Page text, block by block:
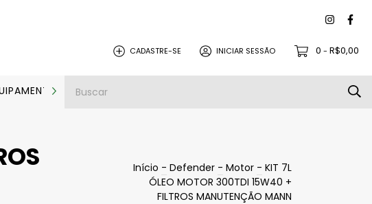
CADASTRE-SE INICIAR SESSÃO 0 - R$0,00
PEÇAS PARA REVISÃO
Início - Defender - Motor - KIT 7L
ÓLEO MOTOR 300TDI 15W40 +
FILTROS MANUTENÇÃO MANN